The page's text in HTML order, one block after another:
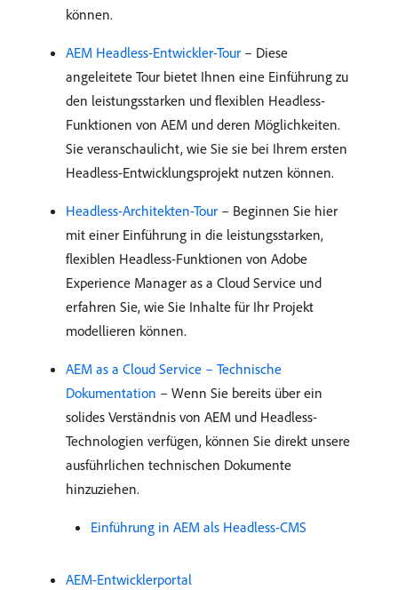
können.
AEM Headless-Entwickler-Tour – Diese
angeleitete Tour bietet Ihnen eine Einführung zu
den leistungsstarken und flexiblen Headless-
Funktionen von AEM und deren Möglichkeiten.
Sie veranschaulicht, wie Sie sie bei Ihrem ersten
Headless-Entwicklungsprojekt nutzen können.
Headless-Architekten-Tour – Beginnen Sie hier
mit einer Einführung in die leistungsstarken,
flexiblen Headless-Funktionen von Adobe
Experience Manager as a Cloud Service und
erfahren Sie, wie Sie Inhalte für Ihr Projekt
modellieren können.
AEM as a Cloud Service – Technische
Dokumentation – Wenn Sie bereits über ein
solides Verständnis von AEM und Headless-
Technologien verfügen, können Sie direkt unsere
ausführlichen technischen Dokumente
hinzuziehen.
Einführung in AEM als Headless-CMS
AEM-Entwicklerportal